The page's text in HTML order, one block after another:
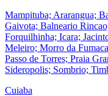
Mampituba; Ararangua;
Gaivota; Balneario
Forquilhinha; Icara;
Meleiro; Morro da
Passo de Torres; Praia
Sideropolis; Sombrio;
Cuiaba